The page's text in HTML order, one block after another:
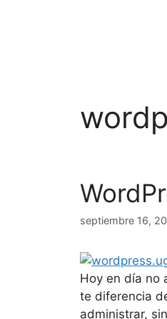
septiembre 16,
Hoy en día no
te diferencia
administrar,